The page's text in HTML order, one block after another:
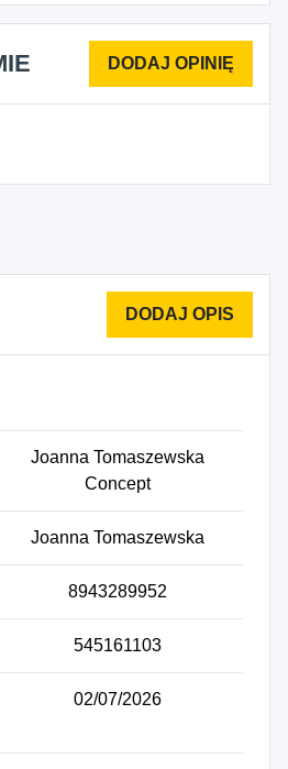
działalność
Joanna Tomaszewska
Concept
Joanna Tomaszewska
8943289952
545161103
02/07/2026